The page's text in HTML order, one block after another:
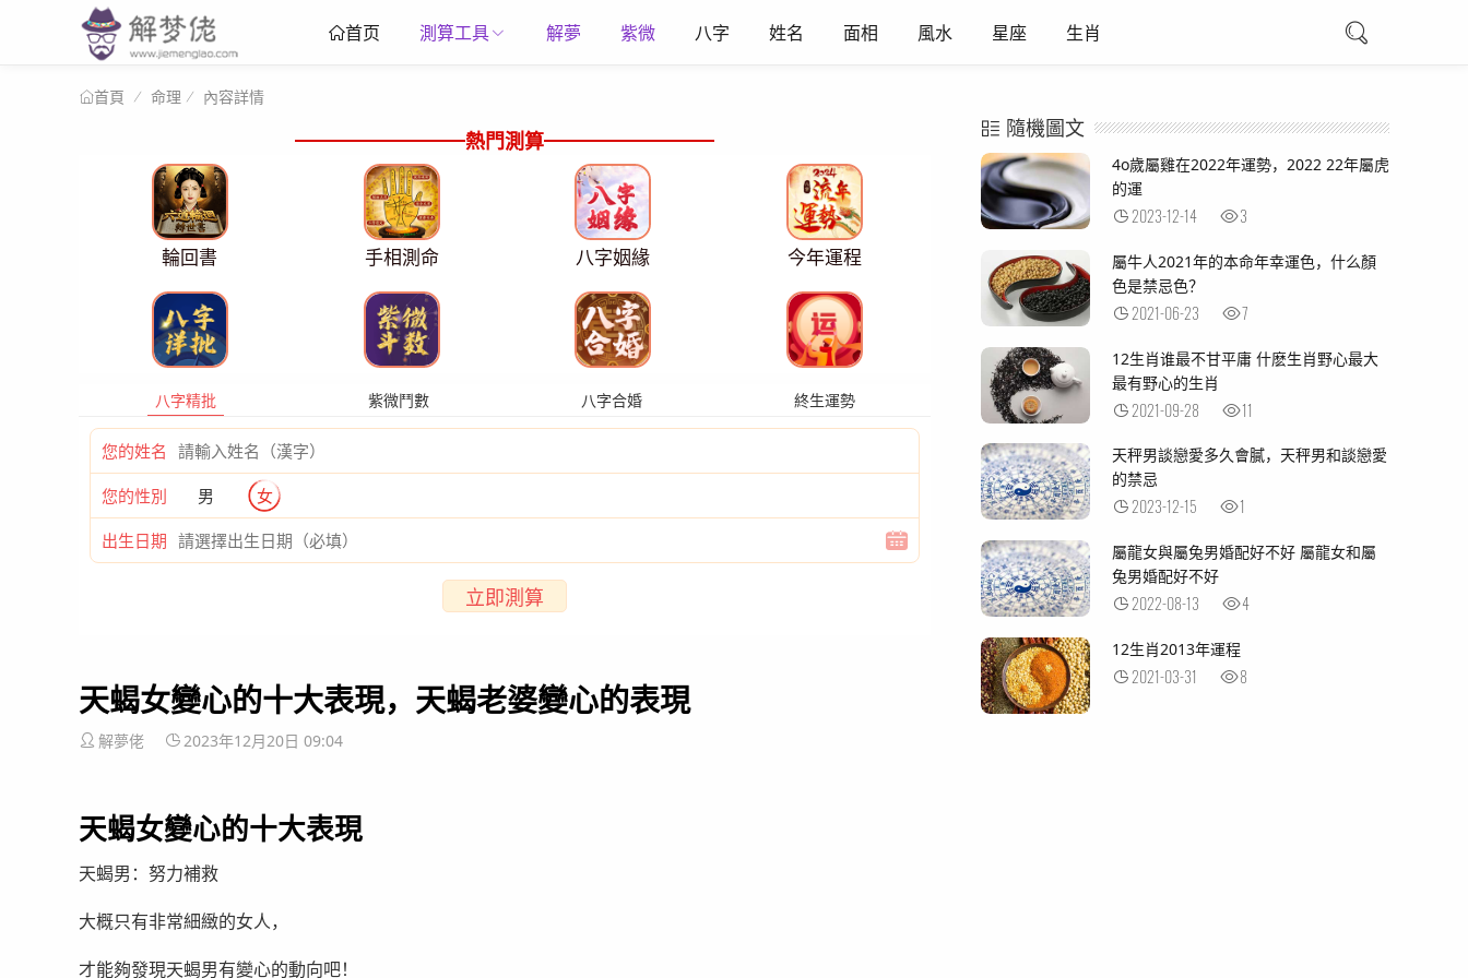
首页 測算工具 解夢 紫微 八字 姓名 面相 風水 星座 生肖
首頁 命理 內容詳情
熱門測算
輪回書 手相測命 八字姻緣 今年運程
八字精批 紫微鬥數 八字合婚 終生運勢
您的姓名
您的性別 男 女
出生日期
立即測算
天蝎女變心的十大表現，天蝎老婆變心的表現
解夢佬 2023年12月20日 09:04
天蝎女變心的十大表現
天蝎男：努力補救
大概只有非常細緻的女人，
才能夠發現天蝎男有變心的動向吧！
隨機圖文
4o歲屬雞在2022年運勢，2022 22年屬虎
的運
2023-12-14 3
屬牛人2021年的本命年幸運色，什么顏
色是禁忌色？
2021-06-23 7
12生肖谁最不甘平庸 什麽生肖野心最大
最有野心的生肖
2021-09-28 11
天秤男談戀愛多久會膩，天秤男和談戀愛
的禁忌
2023-12-15 1
屬龍女與屬兔男婚配好不好 屬龍女和屬
兔男婚配好不好
2022-08-13 4
12生肖2013年運程
2021-03-31 8